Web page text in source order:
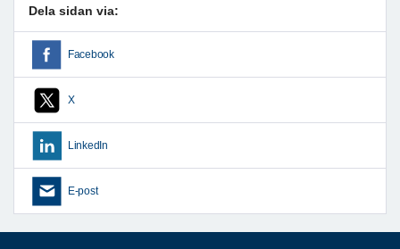
Dela sidan via:
Facebook
X
LinkedIn
E-post